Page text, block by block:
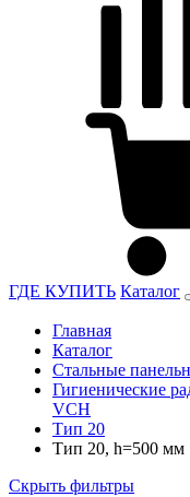
ГДЕ КУПИТЬ Каталог
Главная
Каталог
Стальные
Гигиенические
VCH
Тип 20
Тип 20, h=500 мм
Скрыть фильтры